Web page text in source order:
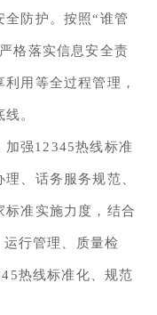
防护。按照“谁管
格落实信息安全责
用等全过程管理，
。
加强12345热线标准
、话务服务规范、
标准实施力度，结合
行管理、质量检
热线标准化、规范